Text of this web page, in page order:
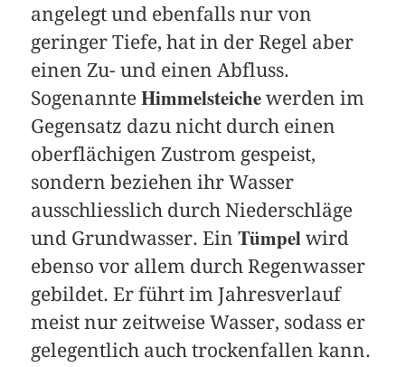
angelegt und ebenfalls nur von
geringer Tiefe, hat in der Regel aber
einen Zu- und einen Abfluss.
Sogenannte Himmelsteiche werden im
Gegensatz dazu nicht durch einen
oberflächigen Zustrom gespeist,
sondern beziehen ihr Wasser
ausschliesslich durch Niederschläge
und Grundwasser. Ein Tümpelwird
ebenso vor allem durch Regenwasser
gebildet. Er führt im Jahresverlauf
meist nur zeitweise Wasser, sodass er
gelegentlich auch trockenfallen kann.